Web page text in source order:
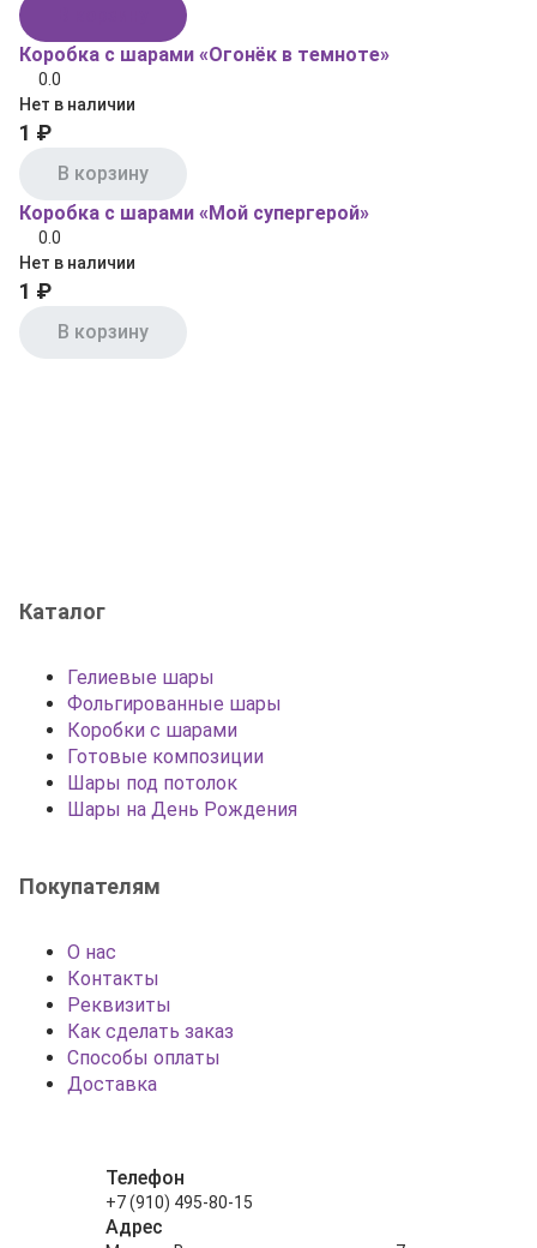
Коробка с шарами «Огонёк в темноте»
0.0
Нет в наличии
1 ₽
В корзину
Коробка с шарами «Мой супергерой»
0.0
Нет в наличии
1 ₽
В корзину
Каталог
Гелиевые шары
Фольгированные шары
Коробки с шарами
Готовые композиции
Шары под потолок
Шары на День Рождения
Покупателям
О нас
Контакты
Реквизиты
Как сделать заказ
Способы оплаты
Доставка
Телефон
+7 (910) 495-80-15
Адрес